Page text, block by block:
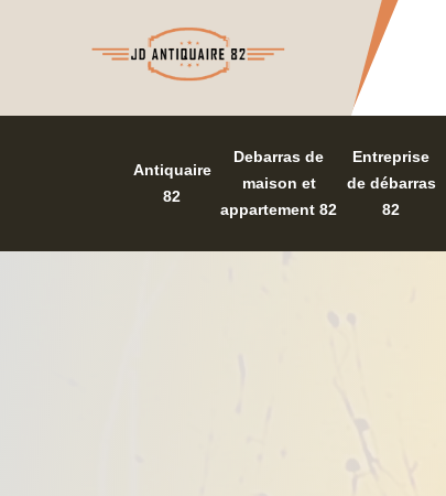
Antiquaire
82
Debarras de
maison et
appartement 82
Entreprise
de débarras
82